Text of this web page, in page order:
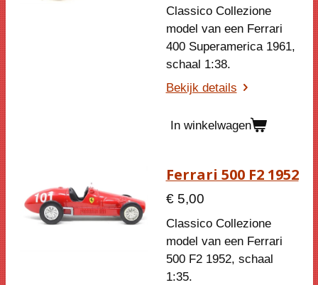
Classico Collezione
model van een Ferrari
400 Superamerica 1961,
schaal 1:38.
Bekijk details
In winkelwagen
Ferrari 500 F2 1952
€ 5,00
Classico Collezione
model van een Ferrari
500 F2 1952, schaal
1:35.